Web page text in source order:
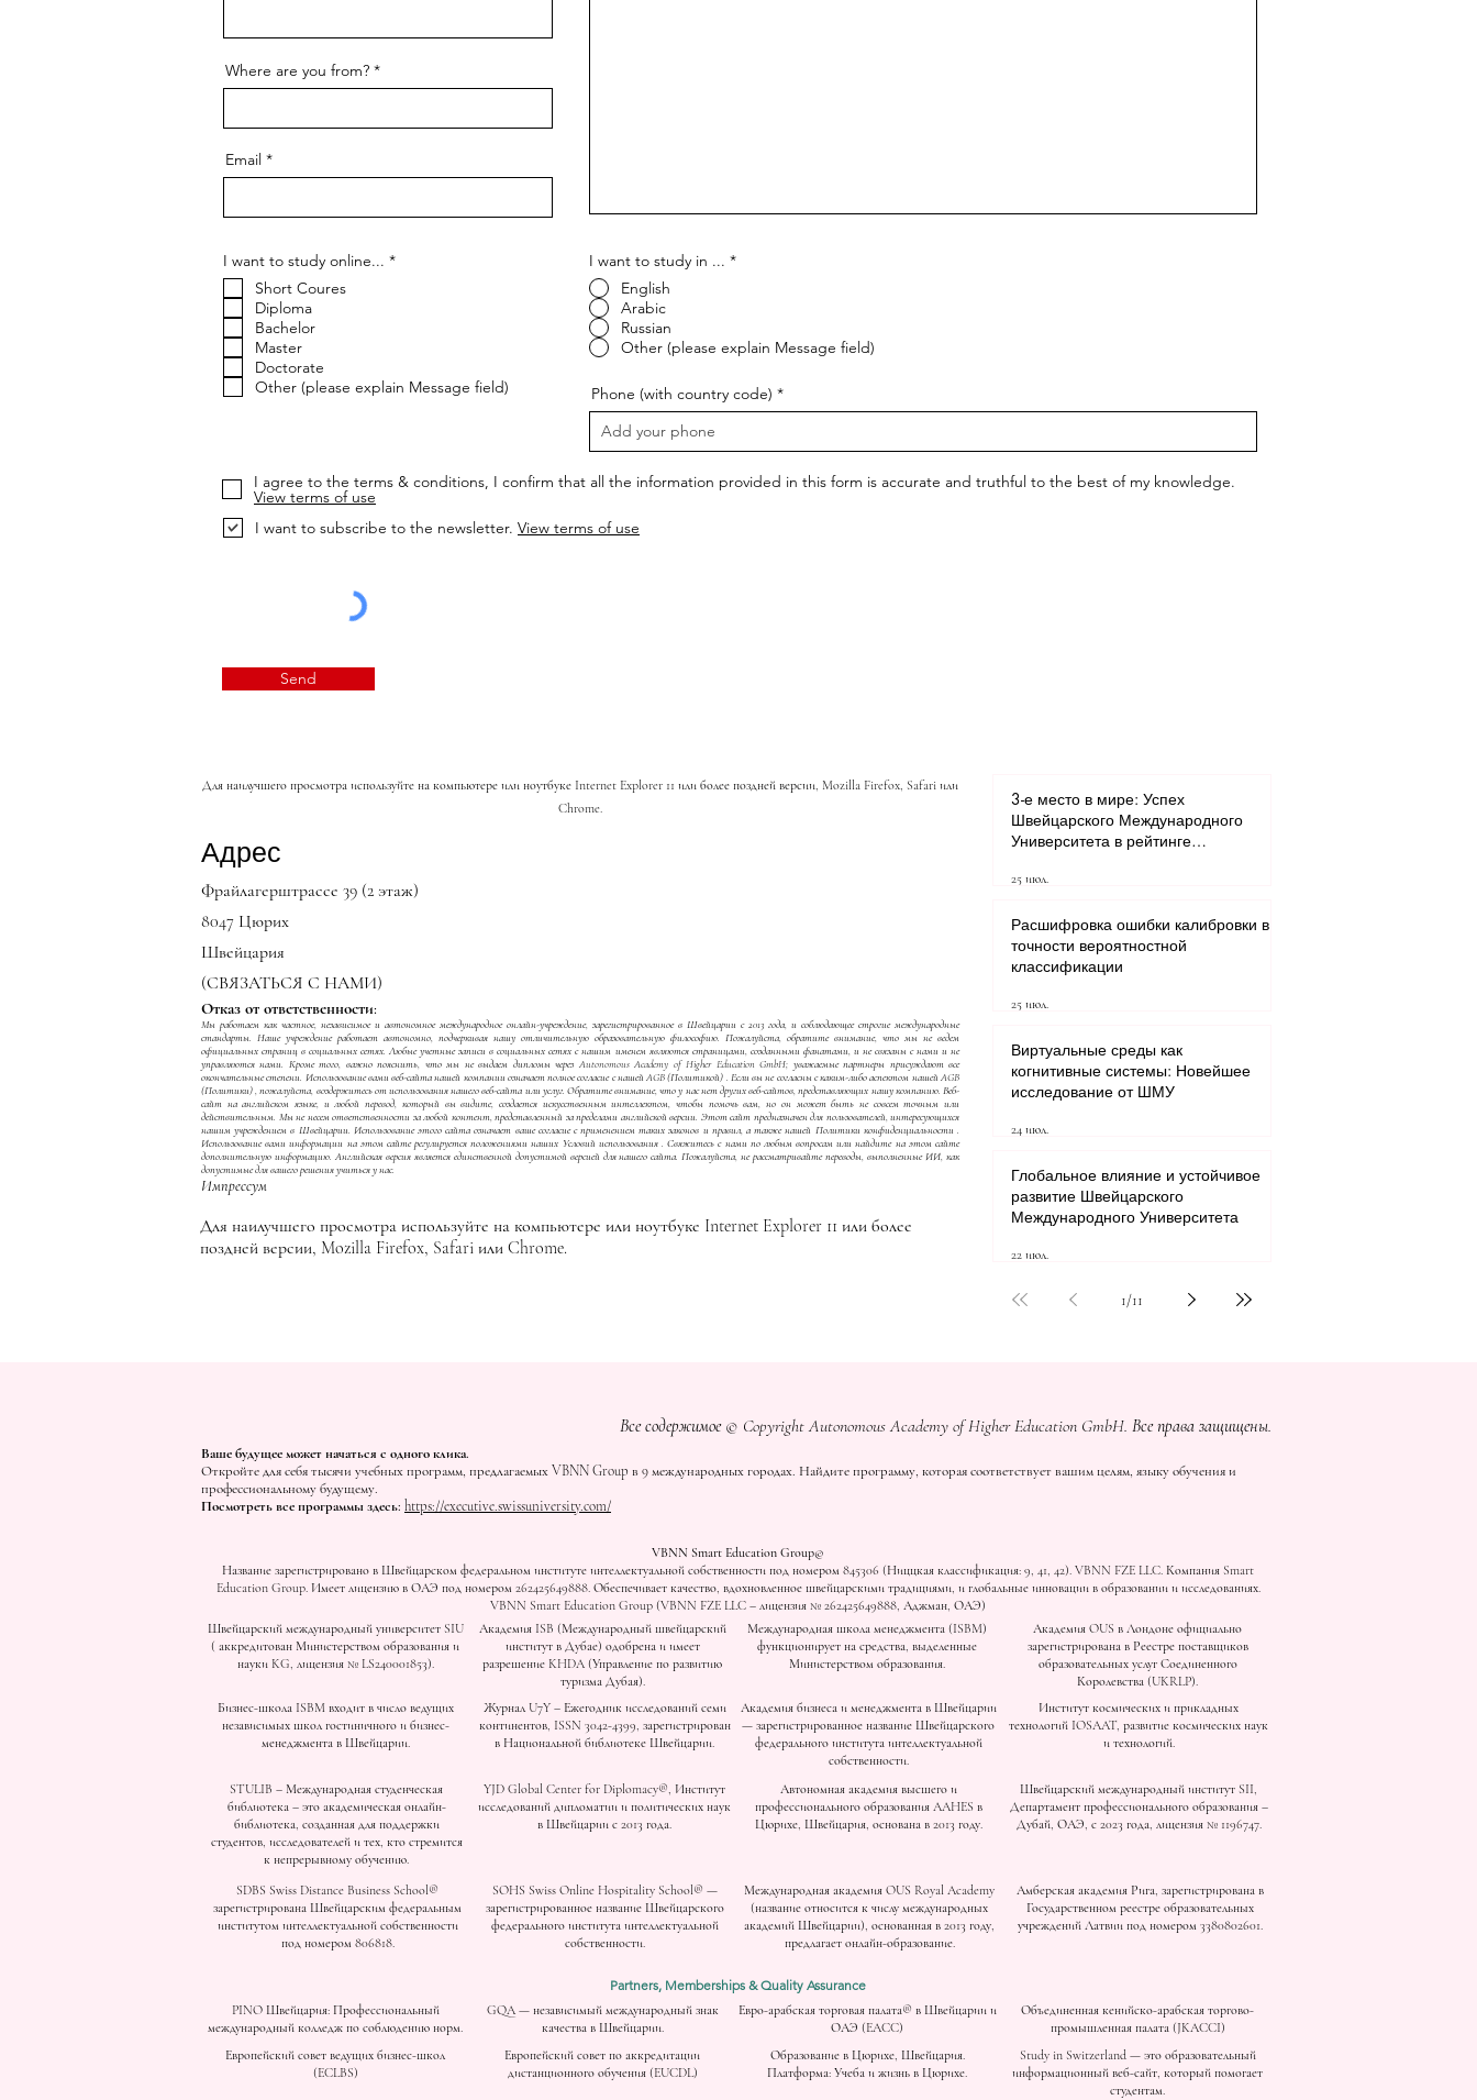
Where are you from?
Email
I want to study online... *О
ь
н
Short Coures
Diploma
Bachelor
Master
Doctorate
Other (please explain Message field)
I want to study in ... *
English
Arabic
Russian
Other (please explain Message field)
Phone (with country code)
I agree to the terms & conditions, I confirm that all the information provided in this form is accurate and truthful to the best of my knowledge.
View terms of use
I want to subscribe to the newsletter. View terms of use
Send
Для наилучшего просмотра используйте на компьютере или ноутбуке Internet Explorer 11 или более поздней версии, Mozilla Firefox, Safari или
Chrome.
Адрес
Фрайлагерштрассе 39 (2 этаж)
8047 Цюрих
Швейцария
(СВЯЗАТЬСЯ С НАМИ)
Отказ от ответственности:
Мы работаем как частное, независимое и автономное международное онлайн-учреждение, зарегистрированное в Швейцарии с 2013 года, и соблюдающее строгие международные
стандарты. Наше учреждение работает автономно, подчеркивая нашу отличительную образовательную философию. Пожалуйста, обратите внимание, что мы не ведем
официальных страниц в социальных сетях. Любые учетные записи в социальных сетях с нашим именем являются страницами, созданными фанатами, и не связаны с нами и не
управляются нами. Кроме того, важно пояснить, что мы не выдаем дипломы через Autonomous Academy of Higher Education GmbH; уважаемые партнеры присуждают все
окончательные степени. Использование вами веб-сайта нашей компании означает полное согласие с нашейAGB (Политикой) . Если вы не согласны с каким-либо аспектом нашейAGB
(Политики), пожалуйста, воздержитесь от использования нашего веб-сайта или услуг. Обратите внимание, что у нас нет других веб-сайтов, представляющих нашу компанию. Веб-
сайт на английском языке, и любой перевод, который вы видите, создается искусственным интеллектом, чтобы помочь вам, но он может быть не совсем точным или
действительным. Мы не несем ответственности за любой контент, представленный за пределами английской версии. Этот сайт предназначен для пользователей, интересующихся
нашим учреждением в Швейцарии. Использование этого сайта означает ваше согласие с применением таких законов и правил, а также нашей Политики конфиденциальности .
Использование вами информации на этом сайте регулируется положениями наших Условий использования. Свяжитесь с нами по любым вопросам или найдите на этом сайте
дополнительную информацию. Английская версия является единственной допустимой версией для нашего сайта. Пожалуйста, не рассматривайте переводы, выполненные ИИ, как
допустимые для вашего решения учиться у нас.
Импрессум
3-е место в мире: Успех
Швейцарского Международного
Университета в рейтинге
QRNW 2027
25 июл.
Расшифровка ошибки калибровки в
точности вероятностной
классификации
25 июл.
Виртуальные среды как
когнитивные системы: Новейшее
исследование от ШМУ
24 июл.
Глобальное влияние и устойчивое
развитие Швейцарского
Международного Университета
22 июл.
1/11
Для наилучшего просмотра используйте на компьютере или ноутбуке Internet Explorer 11 или более
поздней версии, Mozilla Firefox, Safari или Chrome.
Все содержимое © Copyright Autonomous Academy of Higher Education GmbH. Все права защищены.
Ваше будущее может начаться с одного клика.
Откройте для себя тысячи учебных программ, предлагаемых VBNN Group в 9 международных городах. Найдите программу, которая соответствует вашим целям, языку обучения и
профессиональному будущему.
Посмотреть все программы здесь: https://executive.swissuniversity.com/
VBNN Smart Education Group©
Название зарегистрировано в Швейцарском федеральном институте интеллектуальной собственности под номером 845306 (Ниццкая классификация: 9, 41, 42). VBNN FZE LLC. Компания Smart
Education Group. Имеет лицензию в ОАЭ под номером 262425649888. Обеспечивает качество, вдохновленное швейцарскими традициями, и глобальные инновации в образовании и исследованиях.
VBNN Smart Education Group (VBNN FZE LLC – лицензия № 262425649888, Аджман, ОАЭ)
Швейцарский международный университет SIU
( аккредитован Министерством образования и
науки KG, лицензия № LS240001853).
Академия ISB (Международный швейцарский
институт в Дубае) одобрена и имеет
разрешение KHDA (Управление по развитию
туризма Дубая).
Международная школа менеджмента (ISBM)
функционирует на средства, выделенные
Министерством образования.
Академия OUS в Лондоне официально
зарегистрирована в Реестре поставщиков
образовательных услуг Соединенного
Королевства (UKRLP).
Бизнес-школа ISBM входит в число ведущих
независимых школ гостиничного и бизнес-
менеджмента в Швейцарии.
Журнал U7Y – Ежегодник исследований семи
континентов, ISSN 3042-4399, зарегистрирован
в Национальной библиотеке Швейцарии.
Академия бизнеса и менеджмента в Швейцарии
— зарегистрированное название Швейцарского
федерального института интеллектуальной
собственности.
Институт космических и прикладных
технологий IOSAAT, развитие космических наук
и технологий.
STULIB – Международная студенческая
библиотека – это академическая онлайн-
библиотека, созданная для поддержки
студентов, исследователей и тех, кто стремится
к непрерывному обучению.
YJD Global Center for Diplomacy®, Институт
исследований дипломатии и политических наук
в Швейцарии с 2013 года.
Автономная академия высшего и
профессионального образования AAHES в
Цюрихе, Швейцария, основана в 2013 году.
Швейцарский международный институт SII,
Департамент профессионального образования –
Дубай, ОАЭ, с 2023 года, лицензия № 1196747.
SDBS Swiss Distance Business School®
зарегистрирована Швейцарским федеральным
институтом интеллектуальной собственности
под номером 806818.
SOHS Swiss Online Hospitality School® —
зарегистрированное название Швейцарского
федерального института интеллектуальной
собственности.
Международная академия OUS Royal Academy
(название относится к числу международных
академий Швейцарии), основанная в 2013 году,
предлагает онлайн-образование.
Амберская академия Рига, зарегистрирована в
Государственном реестре образовательных
учреждений Латвии под номером 3380802601.
Partners, Memberships & Quality Assurance
PINO Швейцария: Профессиональный
международный колледж по соблюдению норм.
GQA — независимый международный знак
качества в Швейцарии.
Евро-арабская торговая палата® в Швейцарии и
ОАЭ (EACC)
Объединенная кенийско-арабская торгово-
промышленная палата (JKACCI)
Европейский совет ведущих бизнес-школ
(ECLBS)
Европейский совет по аккредитации
дистанционного обучения (EUCDL)
Образование в Цюрихе, Швейцария.
Платформа: Учеба и жизнь в Цюрихе.
Study in Switzerland — это образовательный
информационный веб-сайт, который помогает
студентам.